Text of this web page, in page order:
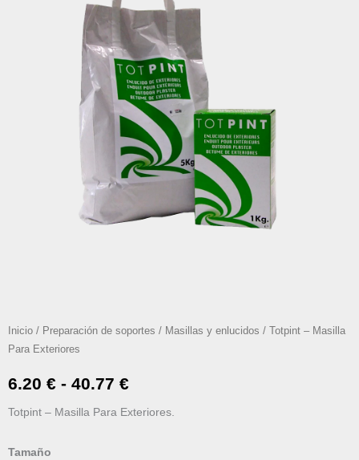
Inicio / Preparación de soportes / Masillas y enlucidos / Totpint – Masilla
Para Exteriores
6.20 € - 40.77 €Rango
de
Totpint – Masilla Para Exteriores.
Tamaño
Totpint